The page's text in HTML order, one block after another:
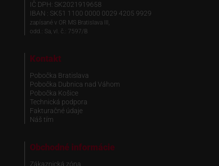
IČ DPH: SK2021919658
IBAN : SK51 1100 0000 0029 4205 9929
zapísané v OR MS Bratislava III,
odd.: Sa, vl. č.: 7597/B
Kontakt
Pobočka Bratislava
Pobočka Dubnica nad Váhom
Pobočka Košice
Technická podpora
Fakturačné údaje
Náš tím
Obchodné informácie
Zákaznická zóna